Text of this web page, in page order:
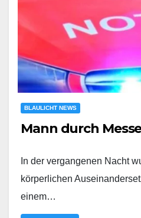
BLAULICHT NEWS
Mann durch
In der vergangenen Nacht
körperlichen
einem…